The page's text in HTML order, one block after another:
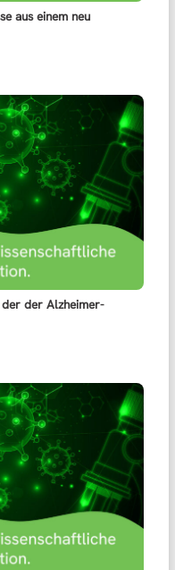
aus einem neu
der Alzheimer-